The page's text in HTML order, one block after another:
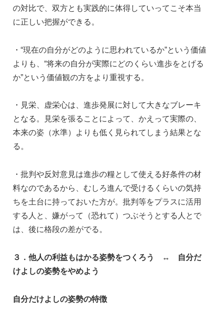
の対比で、双方とも実践的に体得していってこそ本当
に正しい把握ができる。
・“現在の自分がどのように思われているか”という価値
よりも、“将来の自分が実際にどのくらい進歩をとげる
か”という価値観の方をより重視する。
・見栄、虚栄心は、進歩発展に対して大きなブレーキ
となる。見栄を張ることによって、かえって実際の、
本来の姿（水準）よりも低く見られてしまう結果とな
る。
・批判や反対意見は進歩の糧として使える好条件の材
料なのであるから、むしろ進んで受けるくらいの気持
ちを土台に持っておいた方が。批判等をプラスに活用
する人と、嫌がって（恐れて）つぶそうとする人とで
は、後に格段の差がでる。
３．他人の利益もはかる姿勢をつくろう ↔ 自分だ
けよしの姿勢をやめよう
自分だけよしの姿勢の特徴